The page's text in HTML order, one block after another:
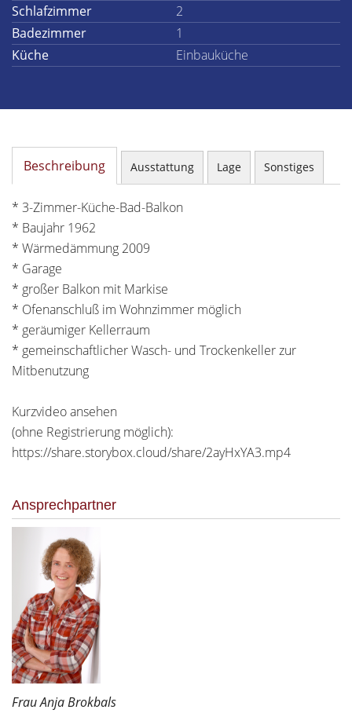
Schlafzimmer
2
Badezimmer
1
Küche
Einbauküche
Beschreibung Ausstattung Lage Sonstiges
* 3-Zimmer-Küche-Bad-Balkon
* Baujahr 1962
* Wärmedämmung 2009
* Garage
* großer Balkon mit Markise
* Ofenanschluß im Wohnzimmer möglich
* geräumiger Kellerraum
* gemeinschaftlicher Wasch- und Trockenkeller zur
Mitbenutzung
Kurzvideo ansehen
(ohne Registrierung möglich):
https://share.storybox.cloud/share/2ayHxYA3.mp4
Ansprechpartner
Frau Anja Brokbals